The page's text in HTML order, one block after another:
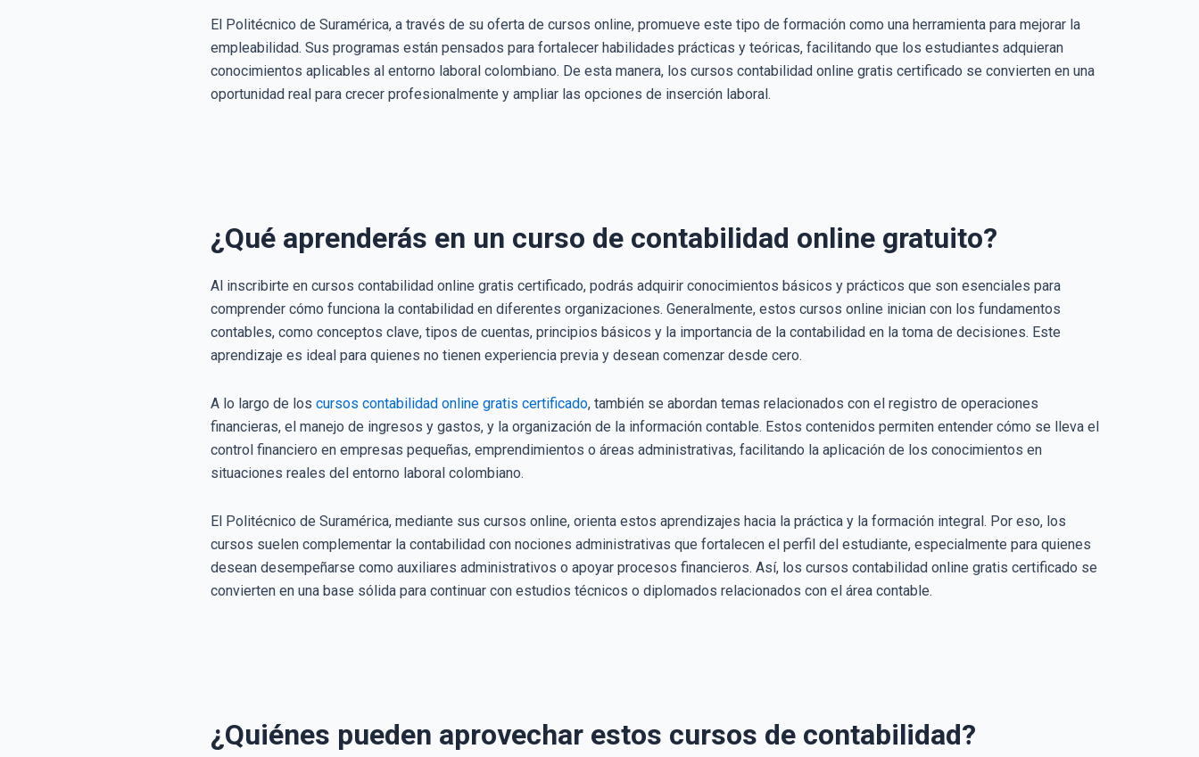
El Politécnico de Suramérica, a través de su oferta de cursos online, promueve este tipo de formación como una herramienta para mejorar la
empleabilidad. Sus programas están pensados para fortalecer habilidades prácticas y teóricas, facilitando que los estudiantes adquieran
conocimientos aplicables al entorno laboral colombiano. De esta manera, los cursos contabilidad online gratis certificado se convierten en una
oportunidad real para crecer profesionalmente y ampliar las opciones de inserción laboral.
¿Qué aprenderás en un curso de contabilidad online gratuito?
Al inscribirte en cursos contabilidad online gratis certificado, podrás adquirir conocimientos básicos y prácticos que son esenciales para
comprender cómo funciona la contabilidad en diferentes organizaciones. Generalmente, estos cursos online inician con los fundamentos
contables, como conceptos clave, tipos de cuentas, principios básicos y la importancia de la contabilidad en la toma de decisiones. Este
aprendizaje es ideal para quienes no tienen experiencia previa y desean comenzar desde cero.
A lo largo de los cursos contabilidad online gratis certificado, también se abordan temas relacionados con el registro de operaciones
financieras, el manejo de ingresos y gastos, y la organización de la información contable. Estos contenidos permiten entender cómo se lleva el
control financiero en empresas pequeñas, emprendimientos o áreas administrativas, facilitando la aplicación de los conocimientos en
situaciones reales del entorno laboral colombiano.
El Politécnico de Suramérica, mediante sus cursos online, orienta estos aprendizajes hacia la práctica y la formación integral. Por eso, los
cursos suelen complementar la contabilidad con nociones administrativas que fortalecen el perfil del estudiante, especialmente para quienes
desean desempeñarse como auxiliares administrativos o apoyar procesos financieros. Así, los cursos contabilidad online gratis certificado se
convierten en una base sólida para continuar con estudios técnicos o diplomados relacionados con el área contable.
¿Quiénes pueden aprovechar estos cursos de contabilidad?